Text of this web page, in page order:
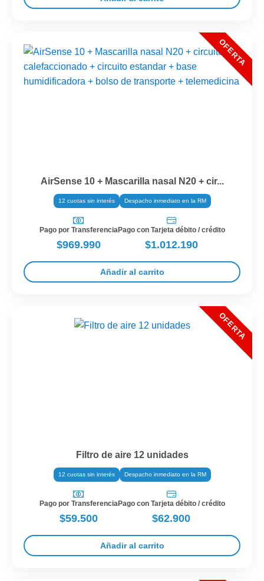
AirSense 10 + Mascarilla nasal N20 + cir...
12 cuotas sin interés Despacho inmediato en la RM
Pago por Transferencia
$969.990
Pago con Tarjeta débito / crédito
$1.012.190
Añadir al carrito
Filtro de aire 12 unidades
12 cuotas sin interés Despacho inmediato en la RM
Pago por Transferencia
$59.500
Pago con Tarjeta débito / crédito
$62.900
Añadir al carrito